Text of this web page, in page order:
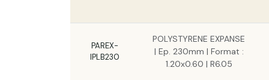
PAREX-
IPLB230
POLYSTYRENE EXPANSE
| Ep. 230mm | Format :
1.20x0.60 | R6.05